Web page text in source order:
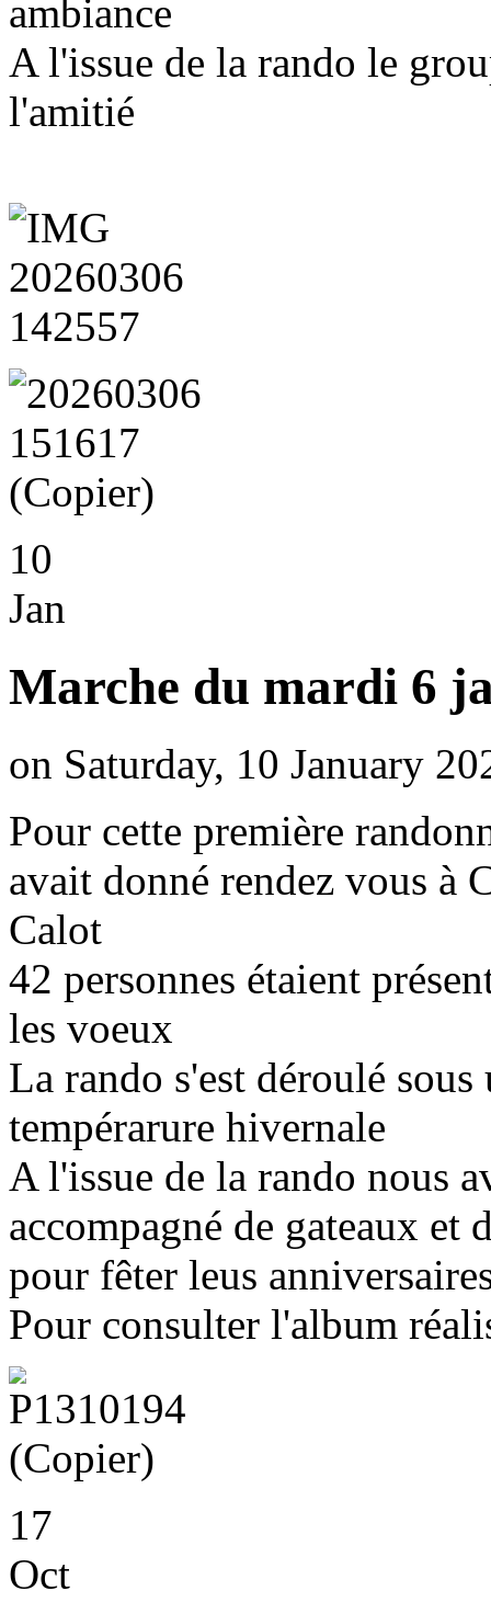
ambiance
A l'issue de la rando le
l'amitié
10
Jan
Marche du mardi 6
on Saturday, 10 January
Pour cette première
avait donné rendez vous à
Calot
42 personnes étaient
les voeux
La rando s'est déroulé
tempérarure hivernale
A l'issue de la rando nous
accompagné de gateaux
pour fêter leus
Pour consulter l'album
17
Oct